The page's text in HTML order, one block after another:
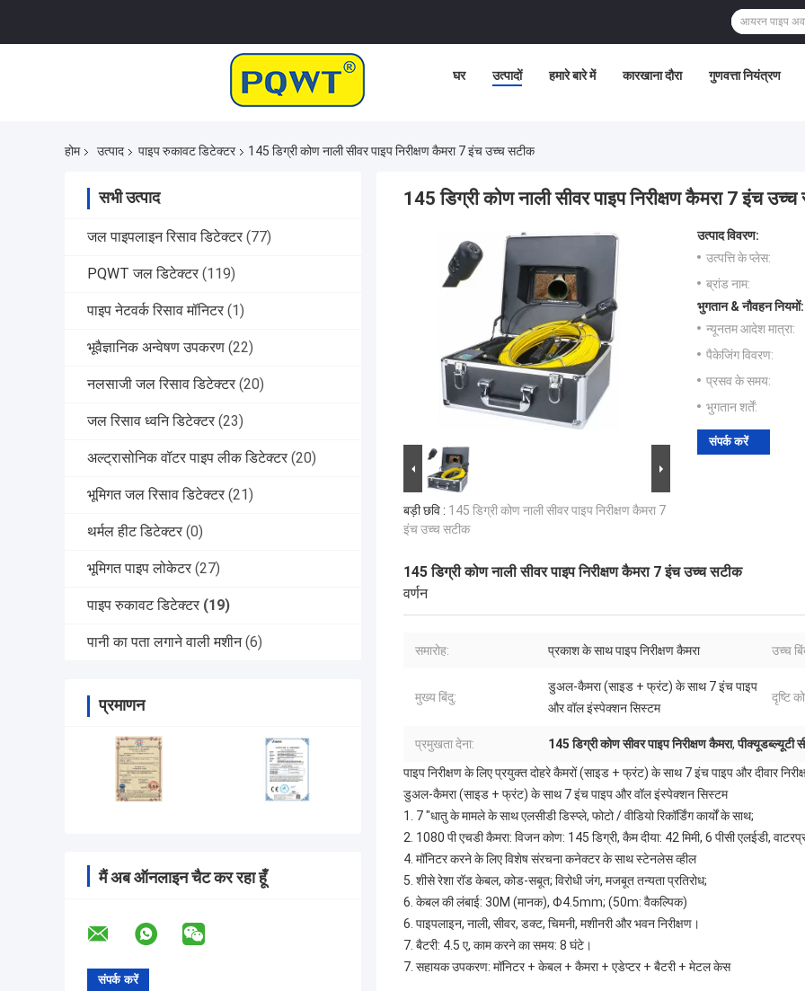
घर उत्पादों हमारे बारे में कारखाना दौरा गुणवत्ता नियंत्रण
होम उत्पाद पाइप रुकावट डिटेक्टर 145 डिग्री कोण नाली सीवर पाइप निरीक्षण कैमरा 7 इंच उच्च सटीक
सभी उत्पाद
जल पाइपलाइन रिसाव डिटेक्टर (77)
PQWT जल डिटेक्टर (119)
पाइप नेटवर्क रिसाव मॉनिटर (1)
भूवैज्ञानिक अन्वेषण उपकरण (22)
नलसाजी जल रिसाव डिटेक्टर (20)
जल रिसाव ध्वनि डिटेक्टर (23)
अल्ट्रासोनिक वॉटर पाइप लीक डिटेक्टर (20)
भूमिगत जल रिसाव डिटेक्टर (21)
थर्मल हीट डिटेक्टर (0)
भूमिगत पाइप लोकेटर (27)
पाइप रुकावट डिटेक्टर (19)
पानी का पता लगाने वाली मशीन (6)
प्रमाणन
मैं अब ऑनलाइन चैट कर रहा हूँ
145 डिग्री कोण नाली सीवर पाइप निरीक्षण कैमरा 7 इंच
बड़ी छवि : 145 डिग्री कोण नाली सीवर पाइप निरीक्षण कैमरा 7
इंच उच्च सटीक
उत्पाद विवरण:
उत्पत्ति के प्लेस:
ब्रांड नाम:
भुगतान & नौवहन नियमों:
न्यूनतम आदेश मात्रा:
पैकेजिंग विवरण:
प्रसव के समय:
भुगतान शर्तें:
संपर्क करें
145 डिग्री कोण नाली सीवर पाइप निरीक्षण कैमरा 7 इंच उच्च सटीक
वर्णन
समारोह: प्रकाश के साथ पाइप निरीक्षण कैमरा उच्च
मुख्य बिंदु:
डुअल-कैमरा (साइड + फ्रंट) के साथ 7 इंच पाइप
और वॉल इंस्पेक्शन सिस्टम
दृष्टि
प्रमुखता देना: 145 डिग्री कोण सीवर पाइप निरीक्षण कैमरा,पीक्यूडब्ल्यूटी
पाइप निरीक्षण के लिए प्रयुक्त दोहरे कैमरों (साइड + फ्रंट) के साथ 7 इंच पाइप और दीवार
डुअल-कैमरा (साइड + फ्रंट) के साथ 7 इंच पाइप और वॉल इंस्पेक्शन सिस्टम
1. 7 "धातु के मामले के साथ एलसीडी डिस्प्ले, फोटो / वीडियो रिकॉर्डिंग कार्यों के साथ;
2. 1080 पी एचडी कैमरा: विजन कोण: 145 डिग्री, कैम दीया: 42 मिमी, 6 पीसी एलईडी,
4. मॉनिटर करने के लिए विशेष संरचना कनेक्टर के साथ स्टेनलेस व्हील
5. शीसे रेशा रॉड केबल, कोड-सबूत; विरोधी जंग, मजबूत तन्यता प्रतिरोध;
6. केबल की लंबाई: 30M (मानक), Φ4.5mm; (50m: वैकल्पिक)
6. पाइपलाइन, नाली, सीवर, डक्ट, चिमनी, मशीनरी और भवन निरीक्षण।
7. बैटरी: 4.5 ए, काम करने का समय: 8 घंटे।
7. सहायक उपकरण: मॉनिटर + केबल + कैमरा + एडेप्टर + बैटरी + मेटल केस